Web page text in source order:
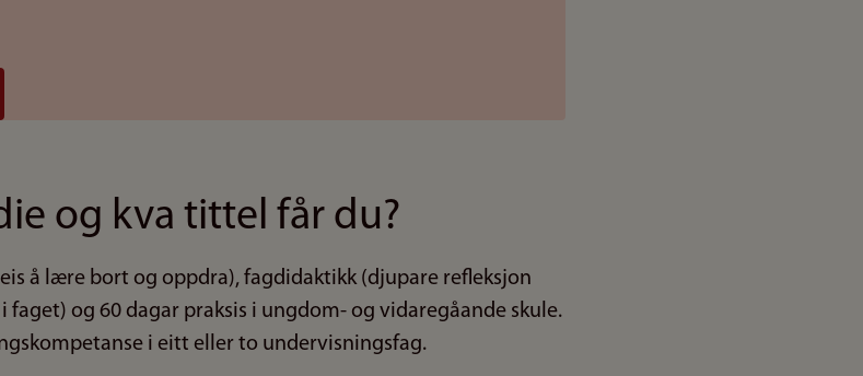
og kva tittel får du?
å lære bort og oppdra), fagdidaktikk (djupare refleksjon
og 60 dagar praksis i ungdom- og vidaregåande skule.
i eitt eller to undervisningsfag.